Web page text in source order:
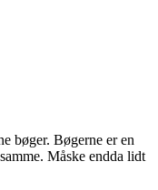
bøger. Bøgerne er en
Måske endda lidt